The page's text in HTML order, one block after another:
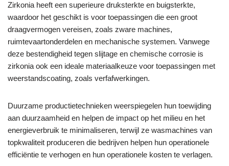
Zirkonia heeft een superieure druksterkte en buigsterkte,
waardoor het geschikt is voor toepassingen die een groot
draagvermogen vereisen, zoals zware machines,
ruimtevaartonderdelen en mechanische systemen. Vanwege
deze bestendigheid tegen slijtage en chemische corrosie is
zirkonia ook een ideale materiaalkeuze voor toepassingen met
weerstandscoating, zoals verfafwerkingen.
Duurzame productietechnieken weerspiegelen hun toewijding
aan duurzaamheid en helpen de impact op het milieu en het
energieverbruik te minimaliseren, terwijl ze wasmachines van
topkwaliteit produceren die bedrijven helpen hun operationele
efficiëntie te verhogen en hun operationele kosten te verlagen.